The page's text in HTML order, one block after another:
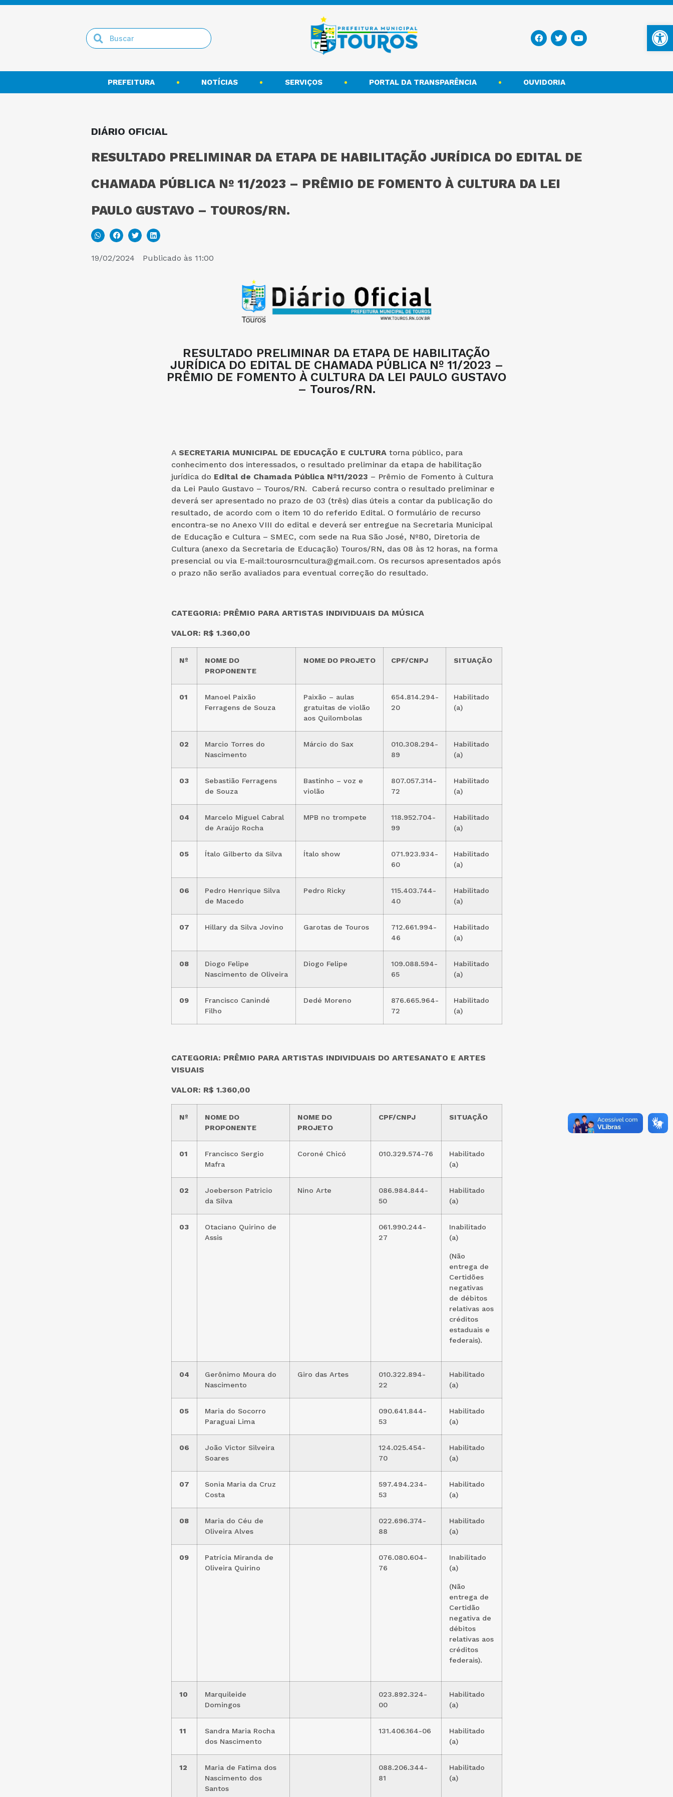
PREFEITURA NOTÍCIAS SERVIÇOS PORTAL DA TRANSPARÊNCIA OUVIDORIA
DIÁRIO OFICIAL
RESULTADO PRELIMINAR DA ETAPA DE HABILITAÇÃO JURÍDICA DO EDITAL DE
CHAMADA PÚBLICA Nº 11/2023 – PRÊMIO DE FOMENTO À CULTURA DA LEI
PAULO GUSTAVO – TOUROS/RN.
19/02/2024 Publicado às 11:00
RESULTADO PRELIMINAR DA ETAPA DE HABILITAÇÃO
JURÍDICA DO EDITAL DE CHAMADA PÚBLICA Nº 11/2023 –
PRÊMIO DE FOMENTO À CULTURA DA LEI PAULO GUSTAVO
– Touros/RN.
A SECRETARIA MUNICIPAL DE EDUCAÇÃO E CULTURAtorna público, para
conhecimento dos interessados, o resultado preliminar da etapa de habilitação
jurídica do Edital de Chamada Pública Nº11/2023 – Prêmio de Fomento à Cultura
da Lei Paulo Gustavo – Touros/RN. Caberá recurso contra o resultado preliminar e
deverá ser apresentado no prazo de 03 (três) dias úteis a contar da publicação do
resultado, de acordo com o item 10 do referido Edital. O formulário de recurso
encontra-se no Anexo VIII do edital e deverá ser entregue na Secretaria Municipal
de Educação e Cultura – SMEC, com sede na Rua São José, Nº80, Diretoria de
Cultura (anexo da Secretaria de Educação) Touros/RN, das 08 às 12 horas, na forma
presencial ou via E-mail:tourosrncultura@gmail.com. Os recursos apresentados após
o prazo não serão avaliados para eventual correção do resultado.
CATEGORIA: PRÊMIO PARA ARTISTAS INDIVIDUAIS DA MÚSICA
VALOR: R$ 1.360,00
Nº
NOME DO
PROPONENTE
NOME DO PROJETO CPF/CNPJ SITUAÇÃO
01
Manoel Paixão
Ferragens de Souza
Paixão – aulas
gratuitas de violão
aos Quilombolas
654.814.294-
20
Habilitado
(a)
02
Marcio Torres do
Nascimento
Márcio do Sax
010.308.294-
89
Habilitado
(a)
03
Sebastião Ferragens
de Souza
Bastinho – voz e
violão
807.057.314-
72
Habilitado
(a)
04
Marcelo Miguel Cabral
de Araújo Rocha
MPB no trompete
118.952.704-
99
Habilitado
(a)
05 Ítalo Gilberto da Silva Ítalo show
071.923.934-
60
Habilitado
(a)
06
Pedro Henrique Silva
de Macedo
Pedro Ricky
115.403.744-
40
Habilitado
(a)
07 Hillary da Silva Jovino Garotas de Touros
712.661.994-
46
Habilitado
(a)
08
Diogo Felipe
Nascimento de Oliveira
Diogo Felipe
109.088.594-
65
Habilitado
(a)
09
Francisco Canindé
Filho
Dedé Moreno
876.665.964-
72
Habilitado
(a)
CATEGORIA: PRÊMIO PARA ARTISTAS INDIVIDUAIS DO ARTESANATO E ARTES
VISUAIS
VALOR: R$ 1.360,00
Nº
NOME DO
PROPONENTE
NOME DO
PROJETO
CPF/CNPJ SITUAÇÃO
01
Francisco Sergio
Mafra
Coroné Chicó 010.329.574-76
Habilitado
(a)
02
Joeberson Patricio
da Silva
Nino Arte
086.984.844-
50
Habilitado
(a)
03
Otaciano Quirino de
Assis
061.990.244-
27
Inabilitado
(a)
(Não
entrega de
Certidões
negativas
de débitos
relativas aos
créditos
estaduais e
federais).
04
Gerônimo Moura do
Nascimento
Giro das Artes
010.322.894-
22
Habilitado
(a)
05
Maria do Socorro
Paraguai Lima
090.641.844-
53
Habilitado
(a)
06
João Victor Silveira
Soares
124.025.454-
70
Habilitado
(a)
07
Sonia Maria da Cruz
Costa
597.494.234-
53
Habilitado
(a)
08
Maria do Céu de
Oliveira Alves
022.696.374-
88
Habilitado
(a)
09
Patrícia Miranda de
Oliveira Quirino
076.080.604-
76
Inabilitado
(a)
(Não
entrega de
Certidão
negativa de
débitos
relativas aos
créditos
federais).
10
Marquileide
Domingos
023.892.324-
00
Habilitado
(a)
11
Sandra Maria Rocha
dos Nascimento
131.406.164-06
Habilitado
(a)
12
Maria de Fatima dos
Nascimento dos
Santos
088.206.344-
81
Habilitado
(a)